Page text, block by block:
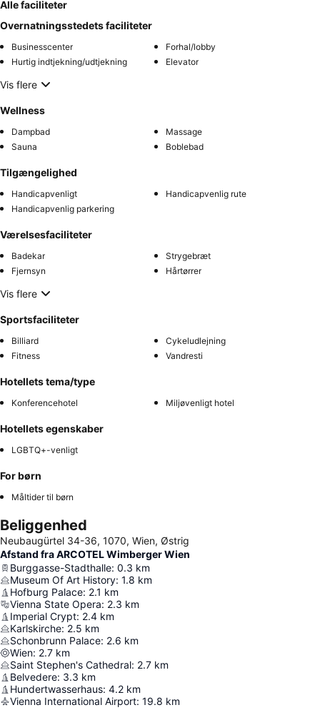
Alle faciliteter
Overnatningsstedets faciliteter
Businesscenter
Forhal/lobby
Hurtig indtjekning/udtjekning
Elevator
Vis flere
Wellness
Dampbad
Massage
Sauna
Boblebad
Tilgængelighed
Handicapvenligt
Handicapvenlig rute
Handicapvenlig parkering
Værelsesfaciliteter
Badekar
Strygebræt
Fjernsyn
Hårtørrer
Vis flere
Sportsfaciliteter
Billiard
Cykeludlejning
Fitness
Vandresti
Hotellets tema/type
Konferencehotel Miljøvenligt hotel
Hotellets egenskaber
LGBTQ+-venligt
For børn
Måltider til børn
Beliggenhed
Neubaugürtel 34-36, 1070, Wien, Østrig
Afstand fra ARCOTEL Wimberger Wien
Burggasse-Stadthalle: 0.3 km
Museum Of Art History: 1.8 km
Hofburg Palace: 2.1 km
Vienna State Opera: 2.3 km
Imperial Crypt: 2.4 km
Karlskirche: 2.5 km
Schonbrunn Palace: 2.6 km
Wien: 2.7 km
Saint Stephen's Cathedral: 2.7 km
Belvedere: 3.3 km
Hundertwasserhaus: 4.2 km
Vienna International Airport: 19.8 km